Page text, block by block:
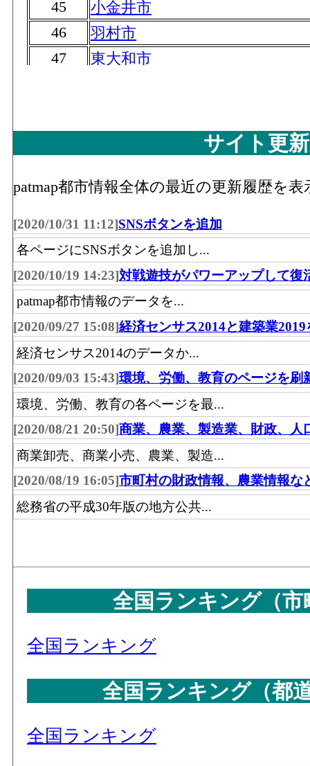
45
小金井市
46
羽村市
47
東大和市
50
清瀬市
51
あきる野市
52
日の出町
54
八丈町
55
大島町
56
奥多摩町
57
檜原村
58
三宅村
59
新島村
60
利島村
61
小笠原村
サイト更
patmap都市情報全体の最近の更新履歴を表
[2020/10/31 11:12]SNSボタンを追加
各ページにSNSボタンを追加し...
[2020/10/19 14:23]対戦遊技がパワーアップして復
patmap都市情報のデータを...
[2020/09/27 15:08]経済センサス2014と建築業2019
経済センサス2014のデータか...
[2020/09/03 15:43]環境、労働、教育のページを刷
環境、労働、教育の各ページを最...
[2020/08/21 20:50]商業、農業、製造業、財政、人
商業卸売、商業小売、農業、製造...
[2020/08/19 16:05]市町村の財政情報、農業情報な
総務省の平成30年版の地方公共...
全国ランキング（
全国ランキング
全国ランキング（都
全国ランキング